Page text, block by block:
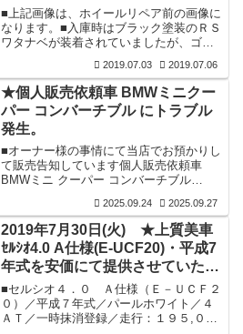
■上記画像は、ホイールリペア前の画像に
なります。■入庫時はブラック塗装のＲＳ
ワタナベが装着されていましたが、ゴー
ル装備は、足元が引き締まらずボヤケタ
感じで、個人的には余り好きでは有りま
せん。と言う事で、意を決して表面をブ
ラスト掛けで全てブラックを落し、スポ
ーク部をブラサフ塗装後シャンパンゴー
ルド塗装いたしました。当然リム部は磨
きを掛け光沢を出しました。いかがでし
ょうか。ホイールリペア後の状態です
が、足回りが引き締まり良くなった思い
2019.07.03 2019.07.06
★個人販売依頼車 BMWミニクー
パー コンバーチブル にトラブル
発生。
■オーナー様の事情にて当店でお預かりし
て販売告知しています個人販売依頼車
BMWミニ クーパー コンバーチブル
生。店舗内保管の全ての車輛は定期的に
エンジン掛けやボディーの手入れ等を行
い現状維持に努めておりますが、この
BMWミニ クーパー コンバーチブルも同
様に先日幌の開閉チェックを行いました
所、幌の開閉自体は全く問題はないので
すが、幌閉め時に最後に上がるリア左の
サイドガラスが上がりません。スイッチ
を入れるとモーター音はしているのです
2025.09.24 2025.09.27
2019年7月30日(火) ★上質美車
ｾﾙｼｵ4.0 A仕様(E-UCF20)・平成7
年式を安価にて提供させていただ
きます。
■セルシオ４．０ Ａ仕様（Ｅ－ＵＣＦ２
０）／平成７年式／パールホワイト／４
ＡＴ／一時抹消登録／走行：１９５,００